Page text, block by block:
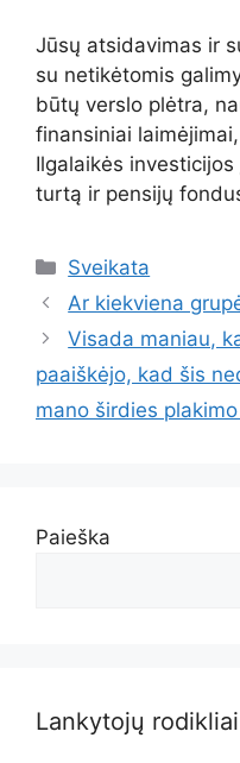
Jūsų atsidavimas ir
su netikėtomis
būtų verslo plėtra,
finansiniai
Ilgalaikės
turtą ir pensijų
Kategorijos
Sveikata
Ar kiekviena
Visada maniau,
paaiškėjo, kad šis
mano širdies
Paieška
Lankytojų rodikliai